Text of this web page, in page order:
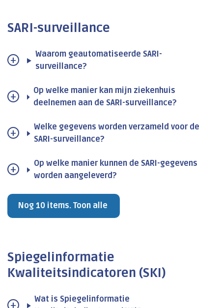
SARI-surveillance
Waarom geautomatiseerde SARI-
surveillance?
Op welke manier kan mijn ziekenhuis
deelnemen aan de SARI-surveillance?
Welke gegevens worden verzameld voor de
SARI-surveillance?
Op welke manier kunnen de SARI-gegevens
worden aangeleverd?
Nog 10 items. Toon alle
Spiegelinformatie
Kwaliteitsindicatoren (SKI)
Wat is Spiegelinformatie